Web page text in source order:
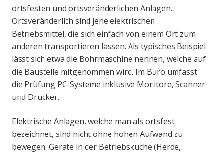
ortsfesten und ortsveränderlichen Anlagen.
Ortsveränderlich sind jene elektrischen
Betriebsmittel, die sich einfach von einem Ort zum
anderen transportieren lassen. Als typisches Beispiel
lässt sich etwa die Bohrmaschine nennen, welche auf
die Baustelle mitgenommen wird. Im Büro umfasst
die Prüfung PC-Systeme inklusive Monitore, Scanner
und Drucker.
Elektrische Anlagen, welche man als ortsfest
bezeichnet, sind nicht ohne hohen Aufwand zu
bewegen. Geräte in der Betriebsküche (Herde,